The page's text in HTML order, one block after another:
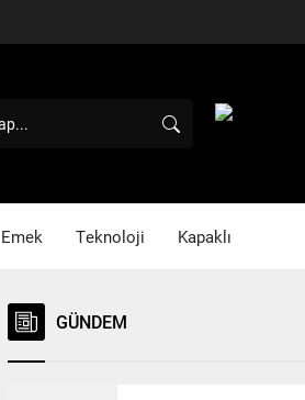
Emek Teknoloji Kapaklı
GÜNDEM